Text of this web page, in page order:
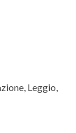
Leggio,